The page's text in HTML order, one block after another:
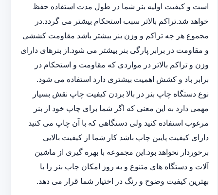
است و کیفیت اولیه بنر شما در طول مدت استفاده حفظ
خواهد شد.‎تراکم بالاتر سبب استحکام بیشتر می گردد.در
مجموع هر چه تراکم و وزن بنر بیشتر باشد مقاومت کششی
و مقاومت در ‏برابر پارگی بنر بیشتر می شود.از بنرهای دارای
وزن و تراکم بالاتر در مواردی که مقاومت و استحکام در
برابر باد و ‏کشش اهمیت بیشتری دارد استفاده می شود‎.‎
نوع دستگاه چاپ بنر در بالا بردن کیفیت چاپ نقش بسیار
مهمی دارد به این معنی که اگر شما برای چاپ خود از بنر
‏مرغوب استفاده کنید ولی دستگاهی که با آن چاپ می کنید
دارای کیفیت پایین چاپ باشد کار شما از کیفیت بالایی
برخوردار ‏نخواهد بود.این مجموعه با بهره گیری از ماشین
آلات و دستگاه های متنوع و به روز امکان چاپ بنر را با
بهترین کیفیت ‏وضوح و رنگ در اختیار شما قرار می دهد.‏‎